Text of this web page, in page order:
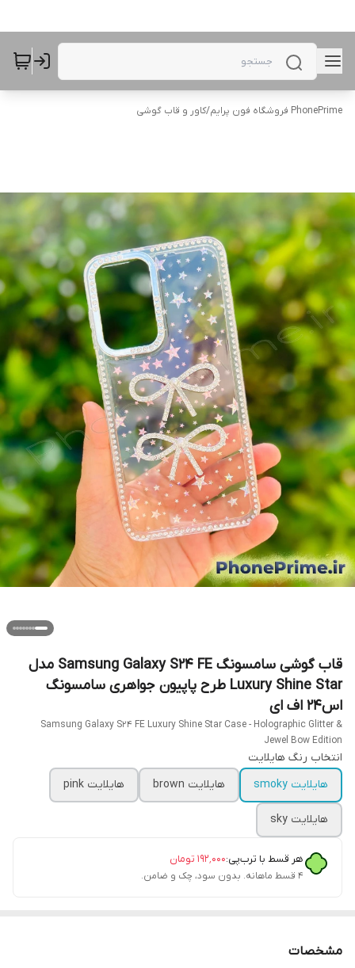
PhonePrime فروشگاه فون پرایم /کاور و قاب گوشی
قاب گوشی سامسونگ Samsung Galaxy S24 FE مدل
Luxury Shine Star طرح پاپیون جواهری سامسونگ
اس۲۴ اف ای
Samsung Galaxy S24 FE Luxury Shine Star Case - Holographic Glitter &
Jewel Bow Edition
انتخاب رنگ هایلایت
هایلایت smoky
هایلایت brown هایلایت pink
هایلایت sky
هر قسط با ترب‌پی:۱۹۲٬۰۰۰ تومان
۴ قسط ماهانه. بدون سود، چک و ضامن.
مشخصات